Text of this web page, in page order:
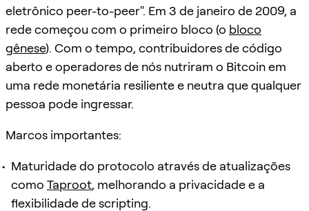
eletrônico peer-to-peer". Em 3 de janeiro de 2009, a
rede começou com o primeiro bloco (o bloco
gênese). Com o tempo, contribuidores de código
aberto e operadores de nós nutriram o Bitcoin em
uma rede monetária resiliente e neutra que qualquer
pessoa pode ingressar.
Marcos importantes:
Maturidade do protocolo através de atualizações
como Taproot, melhorando a privacidade e a
flexibilidade de scripting.